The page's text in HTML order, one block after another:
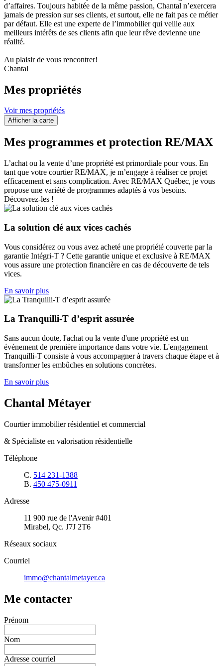
d’affaires. Toujours habitée de la même passion, Chantal n’exercera
jamais de pression sur ses clients, et surtout, elle ne fait pas ce métier
par défaut. Elle est une experte de l’immobilier qui veille aux
meilleurs intérêts de ses clients afin que leur rêve devienne une
réalité.
Au plaisir de vous rencontrer!
Chantal
Mes propriétés
Voir mes propriétés
Afficher la carte
Mes programmes et protection RE/MAX
L’achat ou la vente d’une propriété est primordiale pour vous. En
tant que votre courtier RE/MAX, je m’engage à réaliser ce projet
efficacement et sans complication. Avec RE/MAX Québec, je vous
propose une variété de programmes adaptés à vos besoins.
Découvrez-les !
La solution clé aux vices cachés
Vous considérez ou vous avez acheté une propriété couverte par la
garantie Intégri-T ? Cette garantie unique et exclusive à RE/MAX
vous assure une protection financière en cas de découverte de tels
vices.
En savoir plus
La Tranquilli-T d’esprit assurée
Sans aucun doute, l'achat ou la vente d'une propriété est un
événement de première importance dans votre vie. L'engagement
Tranquilli-T consiste à vous accompagner à travers chaque étape et à
transformer les embûches en solutions concrètes.
En savoir plus
Chantal Métayer
Courtier immobilier résidentiel et commercial
& Spécialiste en valorisation résidentielle
Téléphone
C. 514 231-1388
B. 450 475-0911
Adresse
11 900 rue de l'Avenir #401
Mirabel, Qc. J7J 2T6
Réseaux sociaux
Courriel
immo@chantalmetayer.ca
Me contacter
Prénom
Nom
Adresse courriel